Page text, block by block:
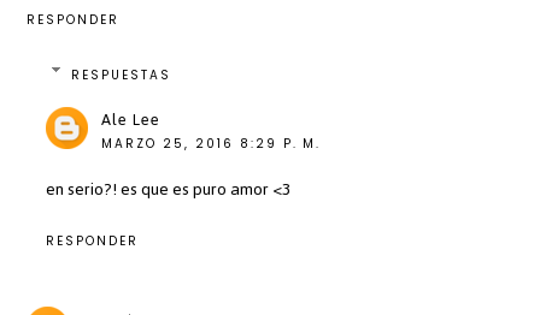
RESPONDER
RESPUESTAS
Ale Lee
MARZO 25, 2016 8:29 P. M.
en serio?! es que es puro amor <3
RESPONDER